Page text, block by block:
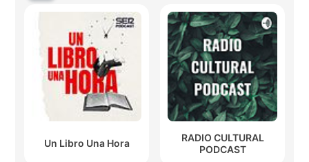
Un Libro Una Hora
RADIO CULTURAL
PODCAST